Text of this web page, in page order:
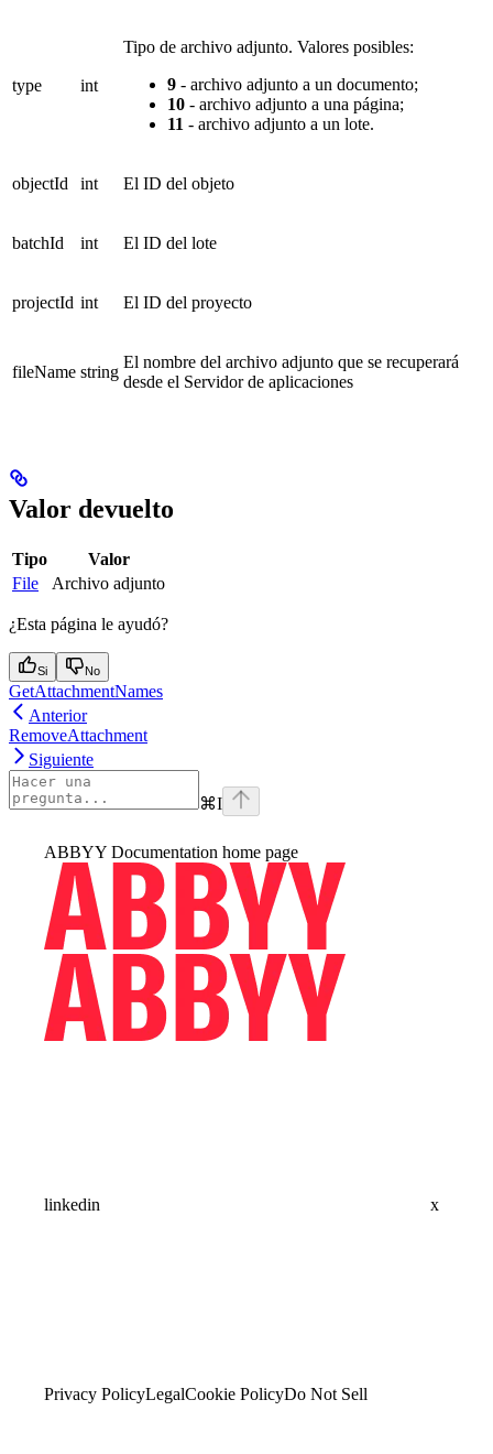
type int
Tipo de archivo adjunto. Valores posibles:
9 - archivo adjunto a un documento;
10 - archivo adjunto a una página;
11 - archivo adjunto a un lote.
objectId int El ID del objeto
batchId int El ID del lote
projectId int El ID del proyecto
fileName string
El nombre del archivo adjunto que se recuperará
desde el Servidor de aplicaciones
Valor devuelto
Tipo
Valor
File
Archivo adjunto
¿Esta página le ayudó?
Si No
GetAttachmentNames
Anterior
RemoveAttachment
Siguiente
⌘I
ABBYY Documentation home page
linkedin x
Privacy PolicyLegalCookie PolicyDo Not Sell